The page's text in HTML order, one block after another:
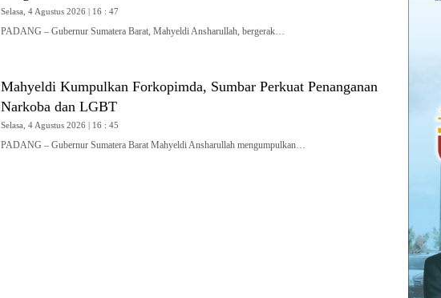
Selasa, 4 Agustus 2026 | 16 : 47
PADANG – Gubernur Sumatera Barat, Mahyeldi Ansharullah, bergerak…
Mahyeldi Kumpulkan Forkopimda, Sumbar Perkuat Penanganan
Narkoba dan LGBT
Selasa, 4 Agustus 2026 | 16 : 45
PADANG – Gubernur Sumatera Barat Mahyeldi Ansharullah mengumpulkan…